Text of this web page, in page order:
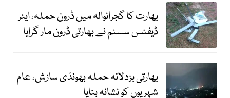
بھارت کا گجرانوالہ میں ڈرون حملہ، ایئر
ڈیفنس سسٹم نے بھارتی ڈرون مار گرایا
بھارتی بزدلانہ حملہ بھونڈی سازش، عام
شہریوں کو نشانہ بنایا